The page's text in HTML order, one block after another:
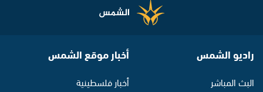
راديو الشمس
البث المباشر
أخبار موقع الشمس
أخبار فلسطينية